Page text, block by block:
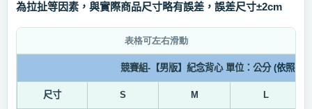
為拉扯等因素，與實際商品尺寸略有誤差，誤差尺寸±2cm
競賽組-【男版】紀念背心單位：公分 (依照參
尺寸 S M L